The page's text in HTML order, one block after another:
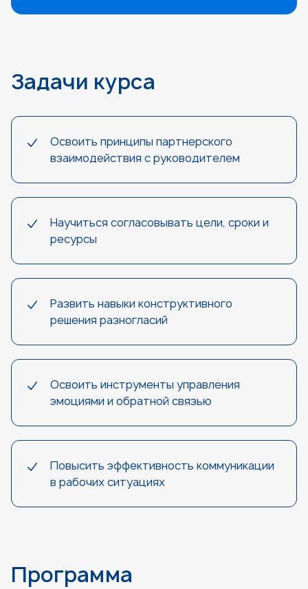
Задачи курса
Освоить принципы партнерского
взаимодействия с руководителем
Научиться согласовывать цели, сроки и
ресурсы
Развить навыки конструктивного
решения разногласий
Освоить инструменты управления
эмоциями и обратной связью
Повысить эффективность коммуникации
в рабочих ситуациях
Программа